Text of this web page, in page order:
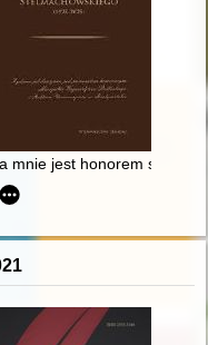
Polskiej
mnie jest honorem służyć
historiografii kościelnej z